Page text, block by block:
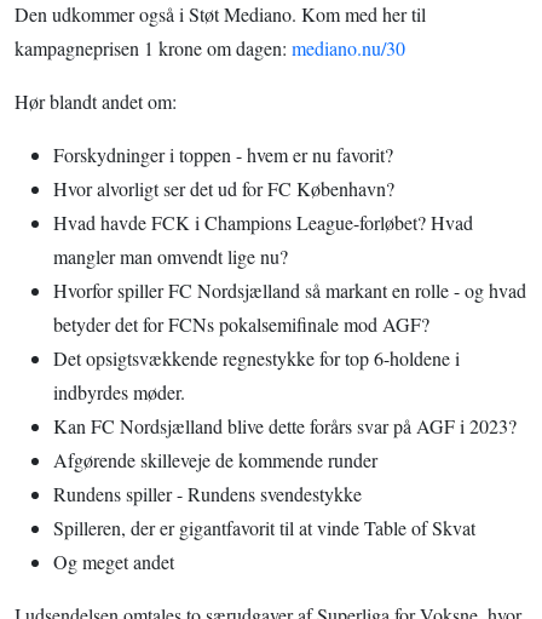
Den udkommer også i Støt Mediano. Kom med her til
kampagneprisen 1 krone om dagen: mediano.nu/30
Hør blandt andet om:
Forskydninger i toppen - hvem er nu favorit?
Hvor alvorligt ser det ud for FC København?
Hvad havde FCK i Champions League-forløbet? Hvad
mangler man omvendt lige nu?
Hvorfor spiller FC Nordsjælland så markant en rolle - og hvad
betyder det for FCNs pokalsemifinale mod AGF?
Det opsigtsvækkende regnestykke for top 6-holdene i
indbyrdes møder.
Kan FC Nordsjælland blive dette forårs svar på AGF i 2023?
Afgørende skilleveje de kommende runder
Rundens spiller - Rundens svendestykke
Spilleren, der er gigantfavorit til at vinde Table of Skvat
Og meget andet